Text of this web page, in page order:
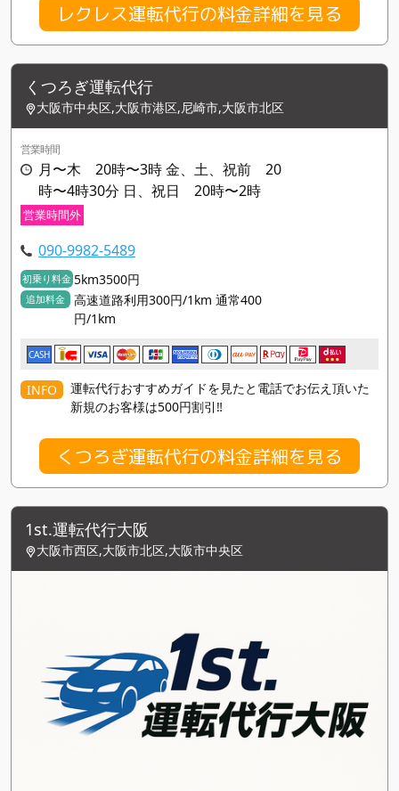
レクレス運転代行の料金詳細を見る
くつろぎ運転代行
大阪市中央区,大阪市港区,尼崎市,大阪市北区
営業時間
月〜木 20時〜3時 金、土、祝前 20
時〜4時30分 日、祝日 20時〜2時
営業時間外
090-9982-5489
初乗り料金 5km3500円
追加料金
高速道路利用300円/1km 通常400
円/1km
CASH
INFO
運転代行おすすめガイドを見たと電話でお伝え頂いた
新規のお客様は500円割引‼️
くつろぎ運転代行の料金詳細を見る
1st.運転代行大阪
大阪市西区,大阪市北区,大阪市中央区